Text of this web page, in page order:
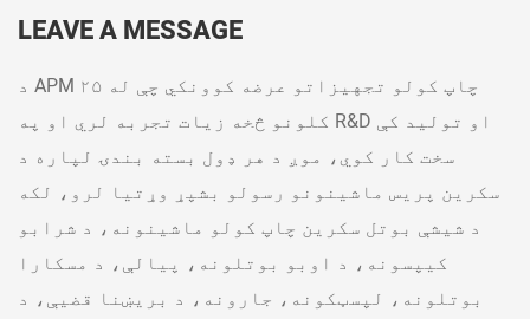
LEAVE A MESSAGE
د APM چاپ کولو تجهیزاتو عرضه کوونکي چې له ۲۵
کلونو څخه زیات تجربه لري او په R&D او تولید کې
سخت کار کوي، موږ د هر ډول بسته بندۍ لپاره د
سکرین پریس ماشینونو رسولو بشپړ وړتیا لرو، لکه
د شیشې بوتل سکرین چاپ کولو ماشینونه، د شرابو
کیپسونه، د اوبو بوتلونه، پیالې، د مسکارا
بوتلونه، لپسټکونه، جارونه، د بریښنا قضیې، د